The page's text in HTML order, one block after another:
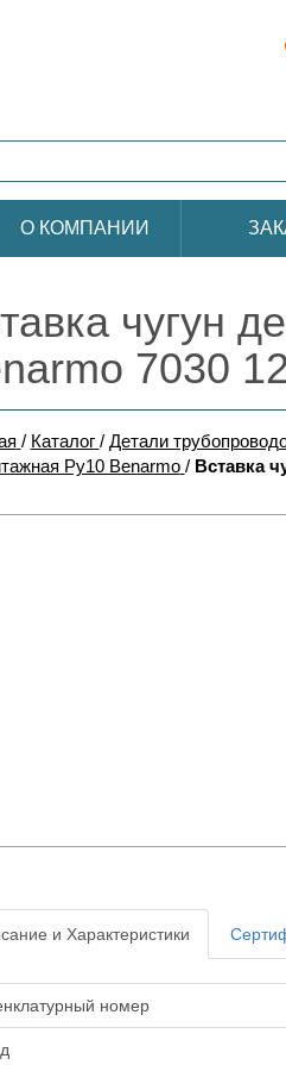
О КОМПАНИИ
чугун
7030
/ Каталог / Детали
Ру10 Benarmo / Вставка
и Характеристики
номер